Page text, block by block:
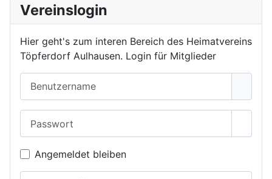
Vereinslogin
Hier geht's zum interen Bereich des Heimatvereins
Töpferdorf Aulhausen. Login für Mitglieder
Angemeldet bleiben